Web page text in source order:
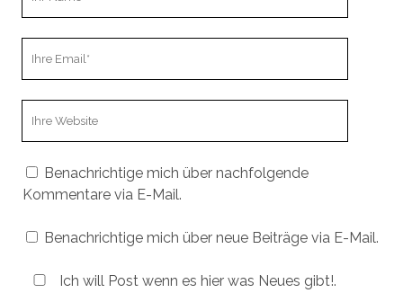
Benachrichtige mich über nachfolgende
Kommentare via E-Mail.
Benachrichtige mich über neue Beiträge via E-Mail.
Ich will Post wenn es hier was Neues gibt!.